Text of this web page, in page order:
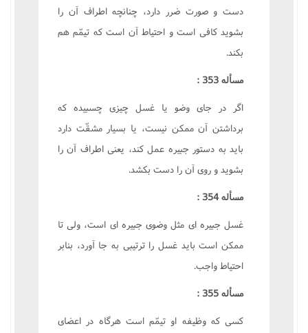
دست و صورت ضرر دارد، چنانچه اطراف آن را
بشويد کافى است و احتياط آن است که تيمّم هم
بکند.
مسأله 353 :
اگر در جاى وضو يا غسل چيزى چسبيده که
برداشتن آن ممکن نيست، يا بسيار مشقّت دارد
بايد به دستور جبيره عمل کند، يعنى اطراف آن را
بشويد و روى آن را دست بکشد.
مسأله 354 :
غسل جبيره اى مثل وضوى جبيره اى است، ولى تا
ممکن است بايد غسل را ترتيبى به جا آورد، بنابر
احتياط واجب.
مسأله 355 :
کسى که وظيفه او تيمّم است هرگاه در اعضاى